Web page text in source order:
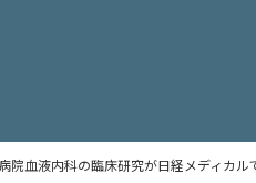
院血液内科の臨床研究が日経メディカル